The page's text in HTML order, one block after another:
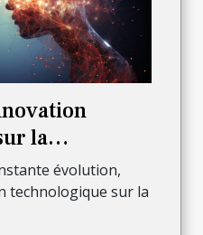
la
évolution,
technologique sur la